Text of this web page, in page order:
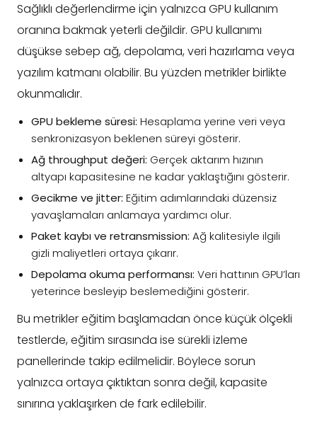
Sağlıklı değerlendirme için yalnızca GPU kullanım
oranına bakmak yeterli değildir. GPU kullanımı
düşükse sebep ağ, depolama, veri hazırlama veya
yazılım katmanı olabilir. Bu yüzden metrikler birlikte
okunmalıdır.
GPU bekleme süresi: Hesaplama yerine veri veya
senkronizasyon beklenen süreyi gösterir.
Ağ throughput değeri: Gerçek aktarım hızının
altyapı kapasitesine ne kadar yaklaştığını gösterir.
Gecikme ve jitter: Eğitim adımlarındaki düzensiz
yavaşlamaları anlamaya yardımcı olur.
Paket kaybı ve retransmission: Ağ kalitesiyle ilgili
gizli maliyetleri ortaya çıkarır.
Depolama okuma performansı: Veri hattının GPU’ları
yeterince besleyip beslemediğini gösterir.
Bu metrikler eğitim başlamadan önce küçük ölçekli
testlerde, eğitim sırasında ise sürekli izleme
panellerinde takip edilmelidir. Böylece sorun
yalnızca ortaya çıktıktan sonra değil, kapasite
sınırına yaklaşırken de fark edilebilir.